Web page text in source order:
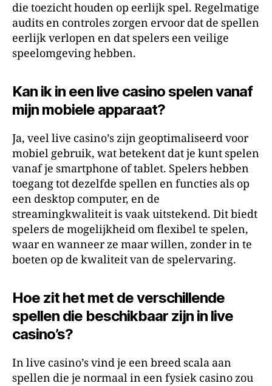
die toezicht houden op eerlijk spel. Regelmatige
audits en controles zorgen ervoor dat de spellen
eerlijk verlopen en dat spelers een veilige
speelomgeving hebben.
Kan ik in een live casino spelen vanaf
mijn mobiele apparaat?
Ja, veel live casino’s zijn geoptimaliseerd voor
mobiel gebruik, wat betekent dat je kunt spelen
vanaf je smartphone of tablet. Spelers hebben
toegang tot dezelfde spellen en functies als op
een desktop computer, en de
streamingkwaliteit is vaak uitstekend. Dit biedt
spelers de mogelijkheid om flexibel te spelen,
waar en wanneer ze maar willen, zonder in te
boeten op de kwaliteit van de spelervaring.
Hoe zit het met de verschillende
spellen die beschikbaar zijn in live
casino’s?
In live casino’s vind je een breed scala aan
spellen die je normaal in een fysiek casino zou